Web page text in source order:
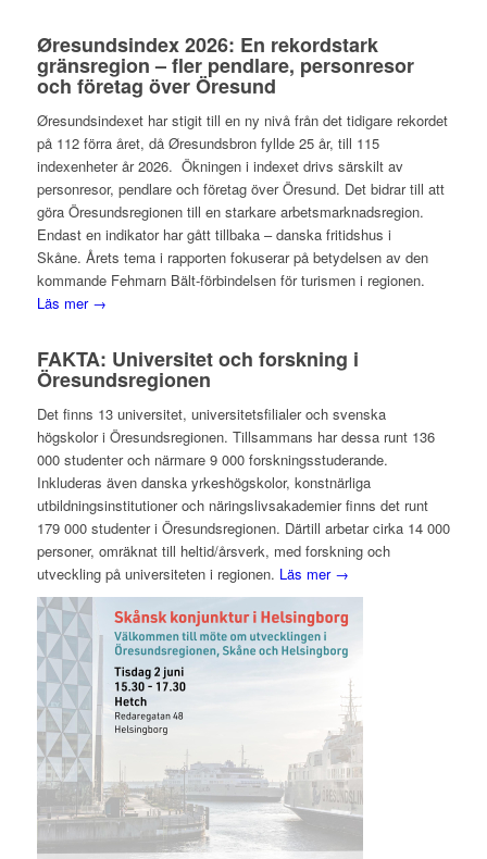
Øresundsindex 2026: En rekordstark
gränsregion – fler pendlare, personresor
och företag över Öresund
Øresundsindexet har stigit till en ny nivå från det tidigare rekordet
på 112 förra året, då Øresundsbron fyllde 25 år, till 115
indexenheter år 2026. Ökningen i indexet drivs särskilt av
personresor, pendlare och företag över Öresund. Det bidrar till att
göra Öresundsregionen till en starkare arbetsmarknadsregion.
Endast en indikator har gått tillbaka – danska fritidshus i
Skåne. Årets tema i rapporten fokuserar på betydelsen av den
kommande Fehmarn Bält-förbindelsen för turismen i regionen.
Läs mer →
FAKTA: Universitet och forskning i
Öresundsregionen
Det finns 13 universitet, universitetsfilialer och svenska
högskolor i Öresundsregionen. Tillsammans har dessa runt 136
000 studenter och närmare 9 000 forskningsstuderande.
Inkluderas även danska yrkeshögskolor, konstnärliga
utbildningsinstitutioner och näringslivsakademier finns det runt
179 000 studenter i Öresundsregionen. Därtill arbetar cirka 14 000
personer, omräknat till heltid/årsverk, med forskning och
utveckling på universiteten i regionen. Läs mer →